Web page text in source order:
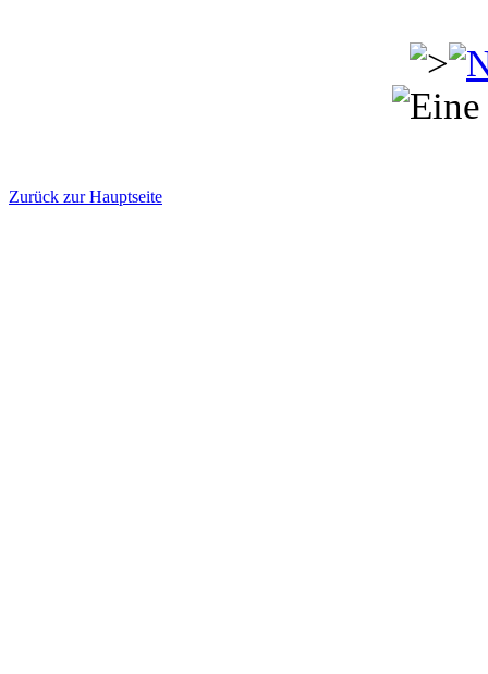
Zurück zur Hauptseite